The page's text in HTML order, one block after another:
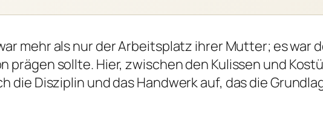
mehr als nur der Arbeitsplatz ihrer Mutter; es war
prägen sollte. Hier, zwischen den Kulissen und
die Disziplin und das Handwerk auf, das die